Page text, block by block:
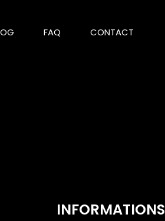
FAQ CONTACT
INFORMATIONS